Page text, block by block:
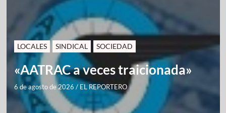
LOCALES SINDICAL SOCIEDAD
«AATRAC a veces traicionada»
6 de agosto de 2026 / EL REPORTERO